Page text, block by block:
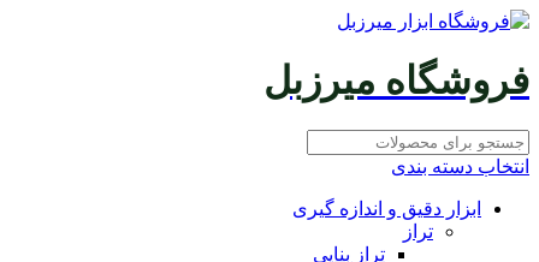
فروشگاه میرزبل
انتخاب دسته بندی
ابزار دقیق و اندازه گیری
تراز
تراز بنایی